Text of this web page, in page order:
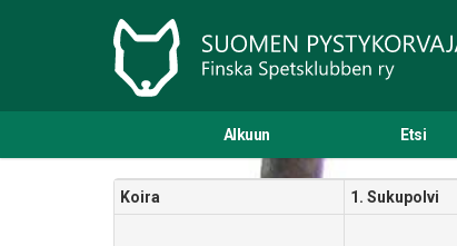
Alkuun Etsi
Koira 1. Sukupolvi